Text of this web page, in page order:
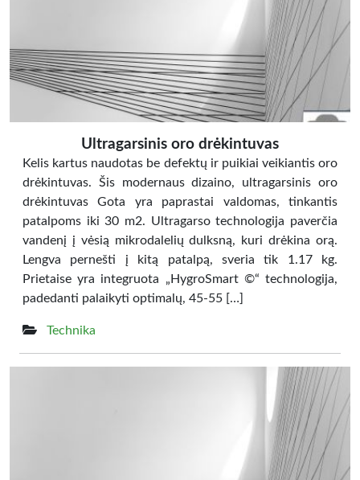
Ultragarsinis oro drėkintuvas
Kelis kartus naudotas be defektų ir puikiai veikiantis oro
drėkintuvas. Šis modernaus dizaino, ultragarsinis oro
drėkintuvas Gota yra paprastai valdomas, tinkantis
patalpoms iki 30 m2. Ultragarso technologija paverčia
vandenį į vėsią mikrodalelių dulksną, kuri drėkina orą.
Lengva pernešti į kitą patalpą, sveria tik 1.17 kg.
Prietaise yra integruota „HygroSmart ©“ technologija,
padedanti palaikyti optimalų, 45-55 […]
Technika